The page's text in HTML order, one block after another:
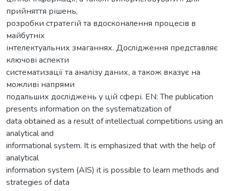
прийняття рішень,
розробки стратегій та вдосконалення процесів в
майбутніх
інтелектуальних змаганнях. Дослідження представляє
ключові аспекти
систематизації та аналізу даних, а також вказує на
можливі напрями
подальших досліджень у цій сфері. EN: The publication
presents information on the systematization of
data obtained as a result of intellectual competitions using an
analytical and
informational system. It is emphasized that with the help of
analytical
information system (AIS) it is possible to learn methods and
strategies of data